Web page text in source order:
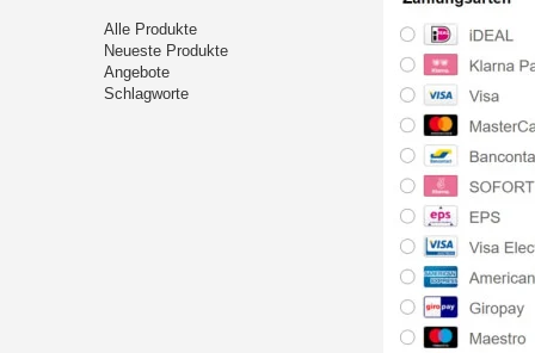
Alle Produkte
Neueste Produkte
Angebote
Schlagworte